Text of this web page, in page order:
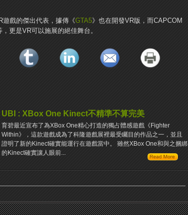
戲的傑出代表，據傳《GTA5》也在開發VR版，而CAPCOM
更是VR可以施展的絕佳舞台。
UBI : XBox One Kinect不精準不算完美
育碧最近宣布了為XBox One精心打造的獨占體感遊戲《Fighter
Within》，這款遊戲成為了科隆遊戲展裡最受矚目的作品之一，並且
證明了新的Kinect確實能運行在遊戲當中。 雖然XBox One和與之捆綁
的Kinect確實讓人眼前...